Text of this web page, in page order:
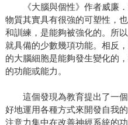
《大腦與個性》作者威廉．
物質其實具有很強的可塑性，
和訓練，是能夠被強化的。所
就具備的少數幾項功能。相反
的大腦細胞是能夠發生變化的
的功能或能力。
這個發現為教育提出了一個
好地運用各種方式來開發自我
注意力集中在改善神經系統的